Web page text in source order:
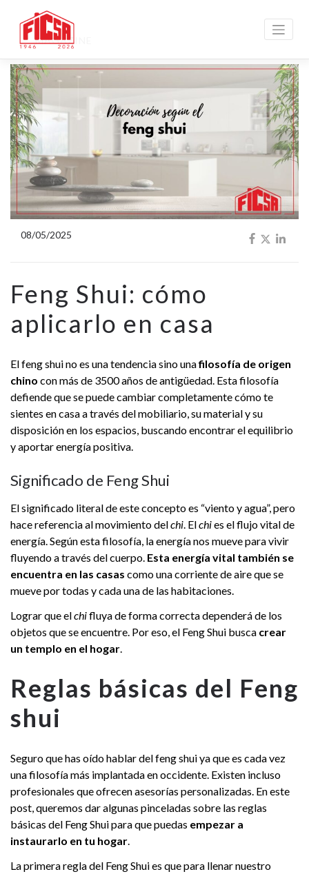
MAGAZINE
08/05/2025
Feng Shui: cómo
aplicarlo en casa
El feng shui no es una tendencia sino unafilosofía de origen
chino con más de 3500 años de antigüedad. Esta filosofía
defiende que se puede cambiar completamente cómo te
sientes en casa a través del mobiliario, su material y su
disposición en los espacios, buscando encontrar el equilibrio
y aportar energía positiva.
Significado de Feng Shui
El significado literal de este concepto es “viento y agua”, pero
hace referencia al movimiento delchi . Elchies el flujo vital de
energía. Según esta filosofía, la energía nos mueve para vivir
fluyendo a través del cuerpo. Esta energía vital también se
encuentra en las casas como una corriente de aire que se
mueve por todas y cada una de las habitaciones.
Lograr que elchifluya de forma correcta dependerá de los
objetos que se encuentre. Por eso, el Feng Shui busca crear
un templo en el hogar
Reglas básicas del Feng
shui
Seguro que has oído hablar del feng shui ya que es cada vez
una filosofía más implantada en occidente. Existen incluso
profesionales que ofrecen asesorías personalizadas. En este
post, queremos dar algunas pinceladas sobre las reglas
básicas del Feng Shui para que puedas empezar a
instaurarlo en tu hogar
La primera regla del Feng Shui es que para llenar nuestro